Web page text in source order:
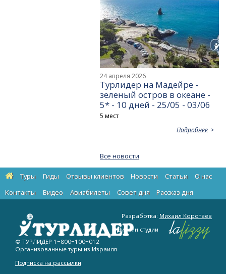
24 апреля 2026
Турлидер на Мадейре -
зеленый остров в океане -
5* - 10 дней - 25/05 - 03/06
5 мест
Подробнее
Все новости
Туры Гиды Отзывы клиентов Новости Статьи
О нас
Контакты
Видео Авиабилеты Cовет дня Рассказ дня
© ТУРЛИДЕР 1−800−100−012
Организованные туры из Израиля
Подписка на рассылки
Разработка: Михаил Коротаев
Дизайн студии